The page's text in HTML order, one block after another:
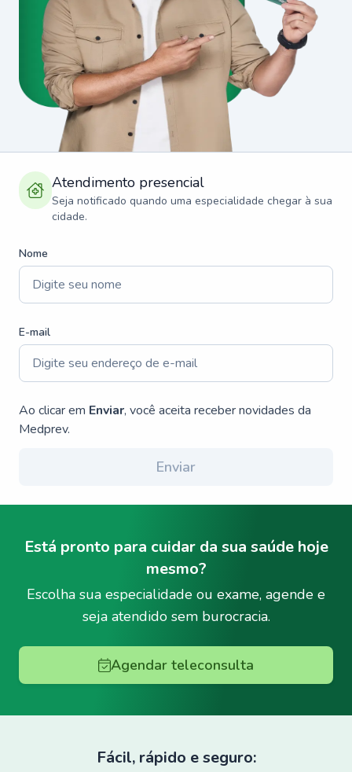
Atendimento presencial
Seja notificado quando uma especialidade chegar à sua
cidade.
Nome
E-mail
Ao clicar em Enviar, você aceita receber novidades da
Medprev.
Enviar
Está pronto para cuidar da sua saúde hoje
mesmo?
Escolha sua especialidade ou exame, agende e
seja atendido sem burocracia.
Agendar teleconsulta
Fácil, rápido e seguro: